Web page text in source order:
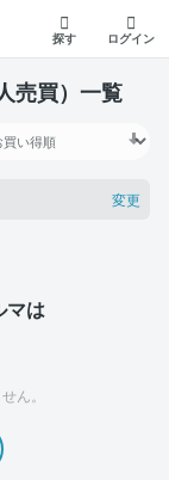
探す ログイン
売買）一覧
変更
マは
ん。